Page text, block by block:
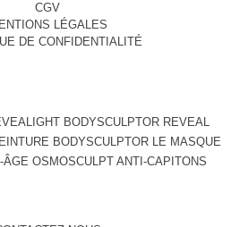
CGV
LÉGALES
DE CONFIDENTIALITÉ
BODYSCULPTOR REVEAL
BODYSCULPTOR LE MASQUE
ÂGE OSMOSCULPT ANTI-CAPITONS